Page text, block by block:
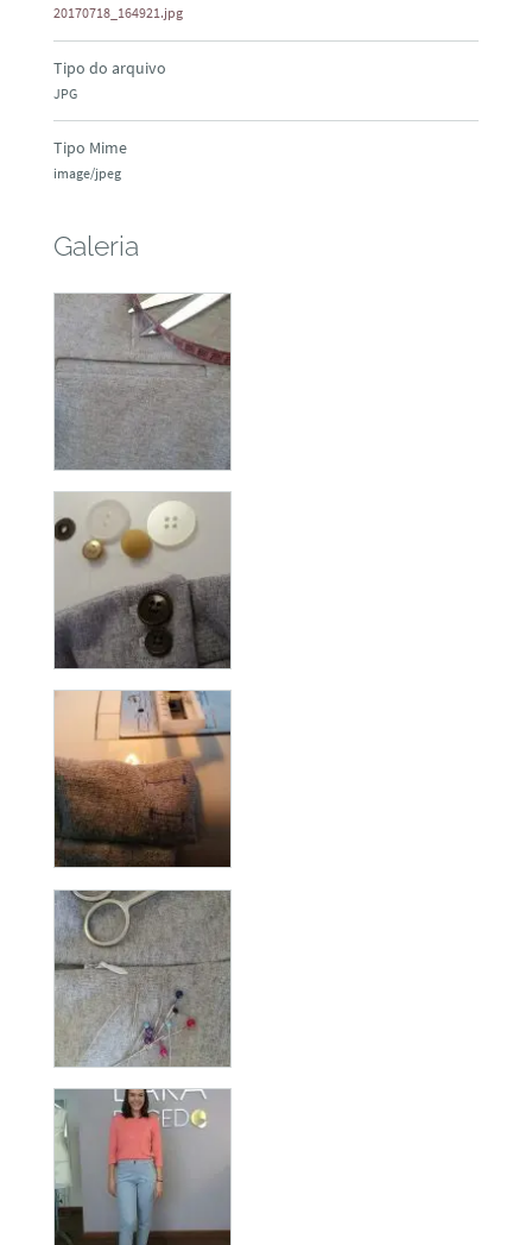
20170718_164921.jpg
Tipo do arquivo
JPG
Tipo Mime
image/jpeg
Galeria